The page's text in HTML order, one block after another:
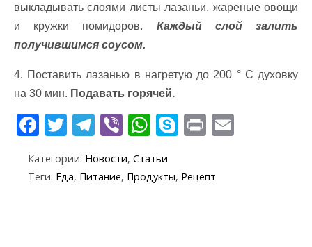
выкладывать слоями листы лазаньи, жареные овощи
и кружки помидоров. Каждый слой залить
получившимся соусом.
4. Поставить лазанью в нагретую до 200 ° С духовку
на 30 мин. Подавать горячей.
F
ac
e
b
T
w
itt
er
T
el
e
gr
Vi
b
er
W
h
at
s
S
k
y
p
Pr
in
t
Категории: Новости, Статьи
Теги: Еда, Питание, Продукты, Рецепт